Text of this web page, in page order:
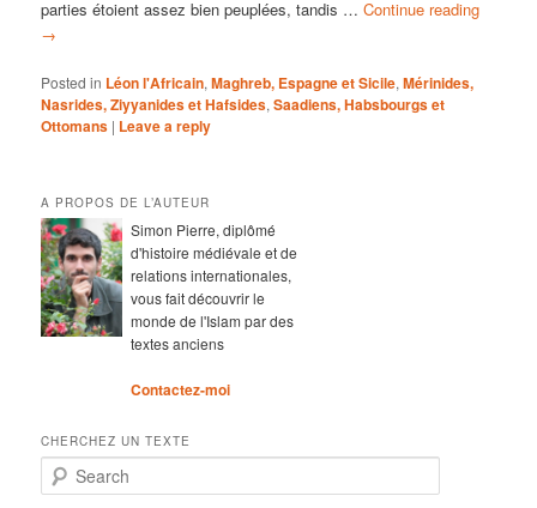
parties étoient assez bien peuplées, tandis …Continue reading
→
Posted in Léon l'Africain,Maghreb, Espagne et Sicile,Mérinides,
Nasrides, Ziyyanides et Hafsides,Saadiens, Habsbourgs et
Ottomans | Leave a reply
A PROPOS DE L’AUTEUR
Simon Pierre, diplômé
d'histoire médiévale et de
relations internationales,
vous fait découvrir le
monde de l'Islam par des
textes anciens
Contactez-moi
CHERCHEZ UN TEXTE
Search